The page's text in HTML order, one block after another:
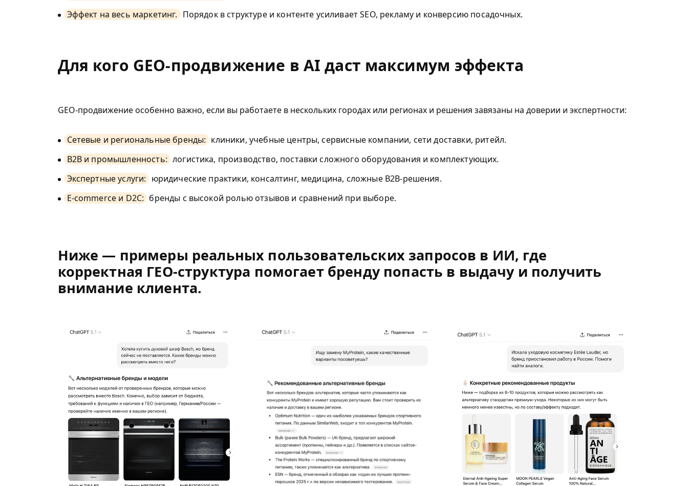
Эффект на весь маркетинг. Порядок в структуре и контенте усиливает SEO, рекламу и конверсию посадочных.
Для кого GEO-продвижение в AI даст максимум эффекта
GEO-продвижение особенно важно, если вы работаете в нескольких городах или регионах и решения завязаны на доверии и экспертности:
Сетевые и региональные бренды: клиники, учебные центры, сервисные компании, сети доставки, ритейл.
B2B и промышленность: логистика, производство, поставки сложного оборудования и комплектующих.
Экспертные услуги: юридические практики, консалтинг, медицина, сложные B2B-решения.
E-commerce и D2C: бренды с высокой ролью отзывов и сравнений при выборе.
Ниже — примеры реальных пользовательских запросов в ИИ, где
корректная ГЕО-структура помогает бренду попасть в выдачу и получить
внимание клиента.